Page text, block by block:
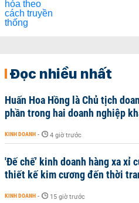
Đọc nhiều nhất
Huấn Hoa Hồng là Chủ tịch
phần trong hai doanh nghiệp
KINH DOANH - 4 giờ trước
'Đế chế’ kinh doanh hàng xa xỉ
thiết kế kim cương đến thời
KINH DOANH - 15 giờ trước